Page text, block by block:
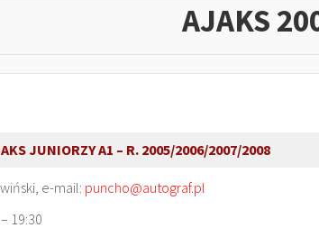
AJAKS
JUNIORZY A1 – R. 2005/2006/2007/2008
e-mail: puncho@autograf.pl
19:30